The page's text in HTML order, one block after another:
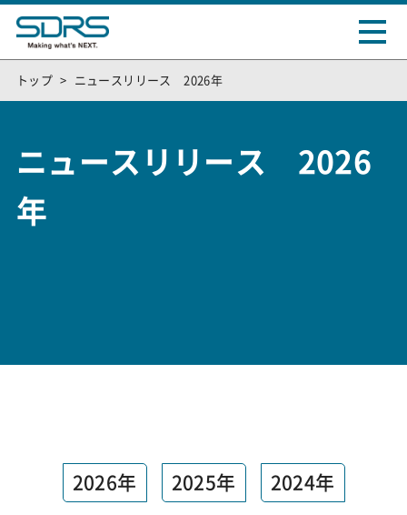
トップ ニュースリリース 2026年
ニュースリリース 2026
年
2026年 2025年 2024年